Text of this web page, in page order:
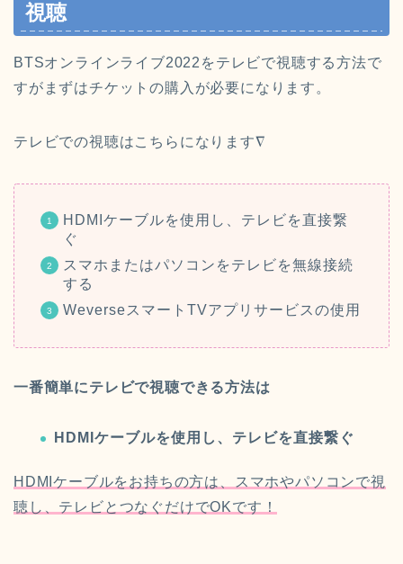
視聴
BTSオンラインライブ2022をテレビで視聴する方法で
すがまずはチケットの購入が必要になります。
テレビでの視聴はこちらになります∇
HDMIケーブルを使用し、テレビを直接繋
ぐ
スマホまたはパソコンをテレビを無線接続
する
WeverseスマートTVアプリサービスの使用
一番簡単にテレビで視聴できる方法は
HDMIケーブルを使用し、テレビを直接繋ぐ
HDMIケーブルをお持ちの方は、スマホやパソコンで視
聴し、テレビとつなぐだけでOKです！